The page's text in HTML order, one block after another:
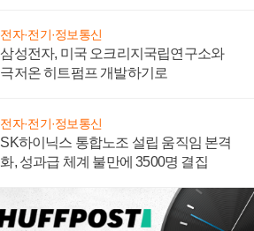
전자·전기·정보통신
삼성전자, 미국 오크리지국립연구소와
극저온 히트펌프 개발하기로
전자·전기·정보통신
SK하이닉스 통합노조 설립 움직임 본격
화, 성과급 체계 불만에 3500명 결집